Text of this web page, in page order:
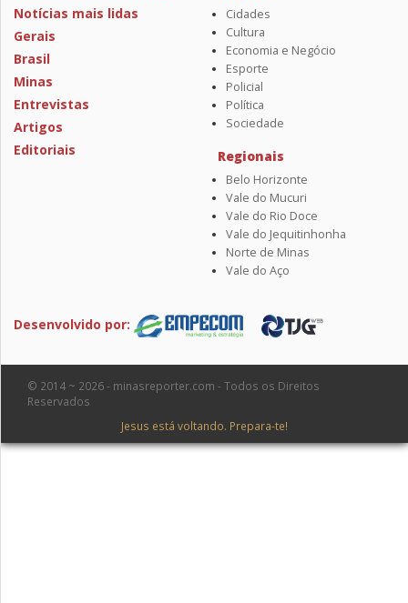
Notícias mais lidas
Gerais
Brasil
Minas
Entrevistas
Artigos
Editoriais
Cidades
Cultura
Economia e Negócio
Esporte
Policial
Política
Sociedade
Regionais
Belo Horizonte
Vale do Mucuri
Vale do Rio Doce
Vale do Jequitinhonha
Norte de Minas
Vale do Aço
Desenvolvido por:
© 2014 ~ 2026 - minasreporter.com - Todos os Direitos
Reservados
Jesus está voltando. Prepara-te!